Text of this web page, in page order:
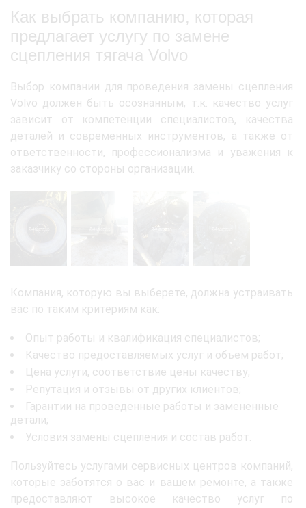
Как выбрать компанию, которая
предлагает услугу по замене
сцепления тягача Volvo
Выбор компании для проведения замены сцепления
Volvo должен быть осознанным, т.к. качество услуг
зависит от компетенции специалистов, качества
деталей и современных инструментов, а также от
ответственности, профессионализма и уважения к
заказчику со стороны организации.
Компания, которую вы выберете, должна устраивать
вас по таким критериям как:
Опыт работы и квалификация специалистов;
Качество предоставляемых услуг и объем работ;
Цена услуги, соответствие цены качеству;
Репутация и отзывы от других клиентов;
Гарантии на проведенные работы и замененные
детали;
Условия замены сцепления и состав работ.
Пользуйтесь услугами сервисных центров компаний,
которые заботятся о вас и вашем ремонте, а также
предоставляют высокое качество услуг по